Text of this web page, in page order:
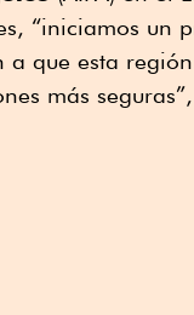
“iniciamos un
a que esta
más